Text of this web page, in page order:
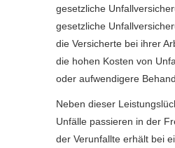
gesetzliche
gesetzliche
die Versicherte bei ihrer
die hohen Kosten von
oder aufwendigere
Neben dieser
Unfälle passieren in der
der Verunfallte erhält bei